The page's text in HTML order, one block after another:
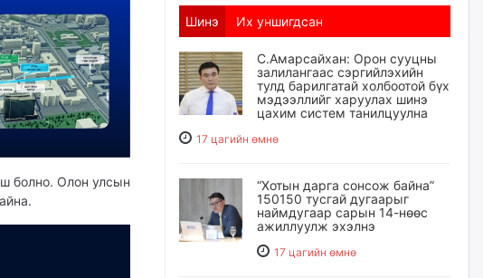
болно. Олон улсын
Шинэ Их уншигдсан
С.Амарсайхан: Орон сууцны
залилангаас сэргийлэхийн
тулд барилгатай холбоотой бүх
мэдээллийг харуулах шинэ
цахим систем танилцуулна
17 цагийн өмнө
“Хотын дарга сонсож байна”
150150 тусгай дугаарыг
наймдугаар сарын 14-нөөс
ажиллуулж эхэлнэ
17 цагийн өмнө